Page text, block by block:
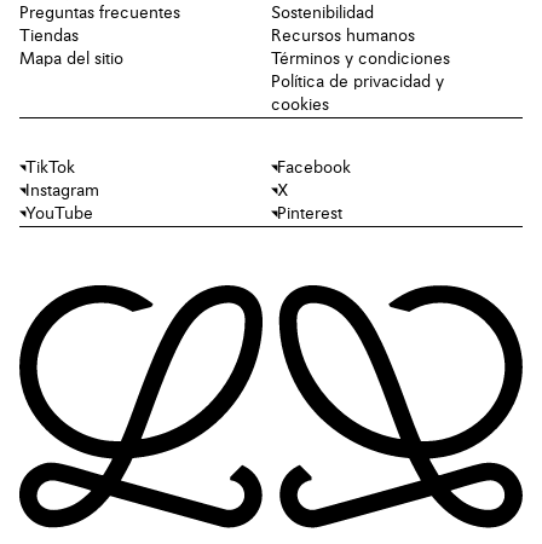
Preguntas frecuentes
Tiendas
Mapa del sitio
Sostenibilidad
Recursos humanos
Términos y condiciones
Política de privacidad y
cookies
TikTok
Facebook
Instagram
X
YouTube
Pinterest